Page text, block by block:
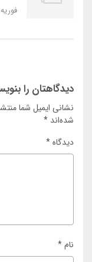
فوریه 3, 2026
دیدگاهتان را
نشانی ایمیل شما
شده‌اند *
دیدگاه*
نام*